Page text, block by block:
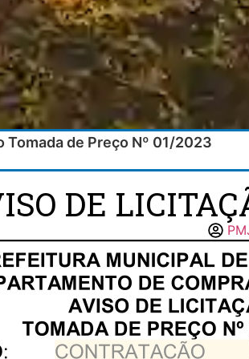
Tomada de Preço Nº 01/2023
DE